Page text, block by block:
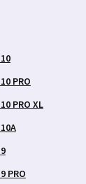
PRO
PRO XL
PRO